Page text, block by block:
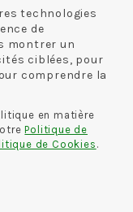
technologies
de
montrer un
ciblées, pour
comprendre la
en matière
Politique de
de Cookies.